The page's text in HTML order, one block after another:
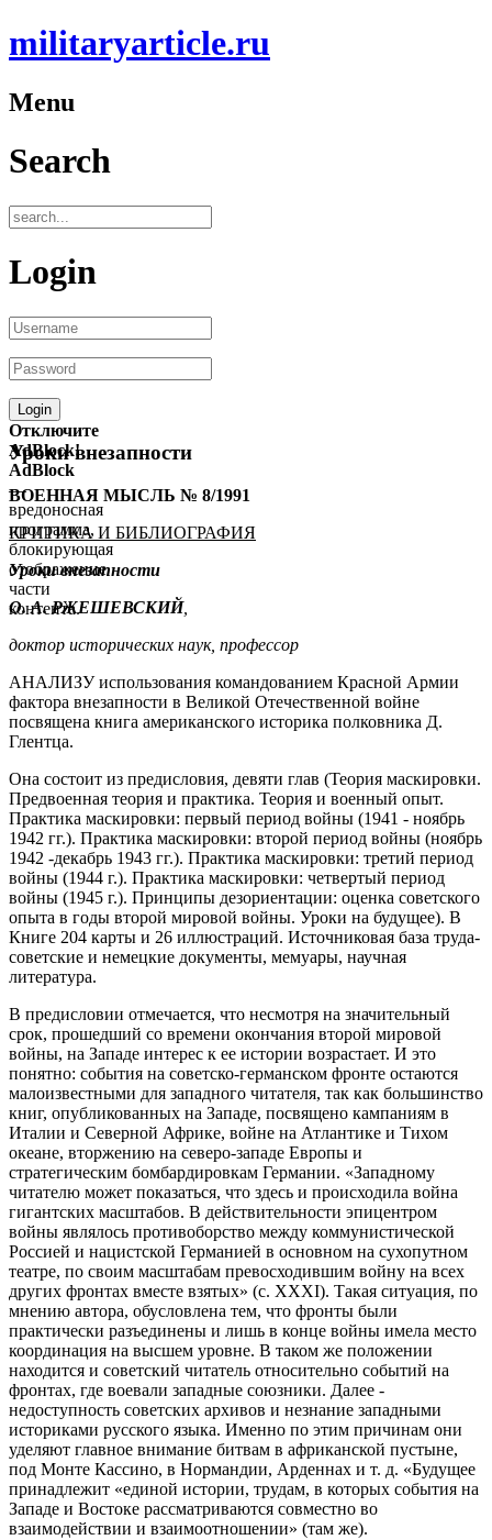
militaryarticle.ru
Menu
Search
Login
Отключите
AdBlock!
AdBlock
—
вредоносная
программа,
блокирующая
отображение
части
контента.
Уроки внезапности
ВОЕННАЯ МЫСЛЬ № 8/1991
КРИТИКА И БИБЛИОГРАФИЯ
Уроки внезапности
О.А. РЖЕШЕВСКИЙ,
доктор исторических наук, профессор
АНАЛИЗУ использования командованием Красной Армии
фактора внезапности в Великой Отечественной войне
посвящена книга американского историка полковника Д.
Глентца.
Она состоит из предисловия, девяти глав (Теория маскировки.
Предвоенная теория и практика. Теория и военный опыт.
Практика маскировки: первый период войны (1941 - ноябрь
1942 гг.). Практика маскировки: второй период войны (ноябрь
1942 -декабрь 1943 гг.). Практика маскировки: третий период
войны (1944 г.). Практика маскировки: четвертый период
войны (1945 г.). Принципы дезориентации: оценка советского
опыта в годы второй мировой войны. Уроки на будущее). В
Книге 204 карты и 26 иллюстраций. Источниковая база труда-
советские и немецкие документы, мемуары, научная
литература.
В предисловии отмечается, что несмотря на значительный
срок, прошедший со времени окончания второй мировой
войны, на Западе интерес к ее истории возрастает. И это
понятно: события на советско-германском фронте остаются
малоизвестными для западного читателя, так как большинство
книг, опубликованных на Западе, посвящено кампаниям в
Италии и Северной Африке, войне на Атлантике и Тихом
океане, вторжению на северо-западе Европы и
стратегическим бомбардировкам Германии. «Западному
читателю может показаться, что здесь и происходила война
гигантских масштабов. В действительности эпицентром
войны являлось противоборство между коммунистической
Россией и нацистской Германией в основном на сухопутном
театре, по своим масштабам превосходившим войну на всех
других фронтах вместе взятых» (с. XXXI). Такая ситуация, по
мнению автора, обусловлена тем, что фронты были
практически разъединены и лишь в конце войны имела место
координация на высшем уровне. В таком же положении
находится и советский читатель относительно событий на
фронтах, где воевали западные союзники. Далее -
недоступность советских архивов и незнание западными
историками русского языка. Именно по этим причинам они
уделяют главное внимание битвам в африканской пустыне,
под Монте Кассино, в Нормандии, Арденнах и т. д. «Будущее
принадлежит «единой истории, трудам, в которых события на
Западе и Востоке рассматриваются совместно во
взаимодействии и взаимоотношении» (там же).